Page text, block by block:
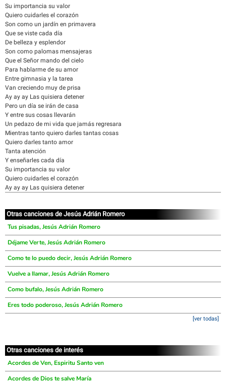
Su importancia su valor
Quiero cuidarles el corazón
Son como un jardín en primavera
Que se viste cada día
De belleza y esplendor
Son como palomas mensajeras
Que el Señor mando del cielo
Para hablarme de su amor
Entre gimnasia y la tarea
Van creciendo muy de prisa
Ay ay ay Las quisiera detener
Pero un día se irán de casa
Y entre sus cosas llevarán
Un pedazo de mi vida que jamás regresara
Mientras tanto quiero darles tantas cosas
Quiero darles tanto amor
Tanta atención
Y enseñarles cada día
Su importancia su valor
Quiero cuidarles el corazón
Ay ay ay Las quisiera detener
Otras canciones de Jesús Adrián Romero
Tus pisadas, Jesús Adrián Romero
Déjame Verte, Jesús Adrián Romero
Como te lo puedo decir, Jesús Adrián Romero
Vuelve a llamar, Jesús Adrián Romero
Como bufalo, Jesús Adrián Romero
Eres todo poderoso, Jesús Adrián Romero
[ver todas]
Otras canciones de interés
Acordes de Ven, Espiritu Santo ven
Acordes de Dios te salve María